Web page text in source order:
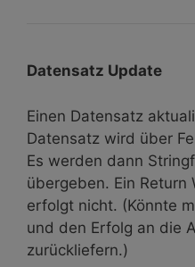
Datensatz Update
Einen Datensatz
Datensatz wird über
Es werden dann
übergeben. Ein
erfolgt nicht. (Könnte
und den Erfolg an die
zurückliefern.)